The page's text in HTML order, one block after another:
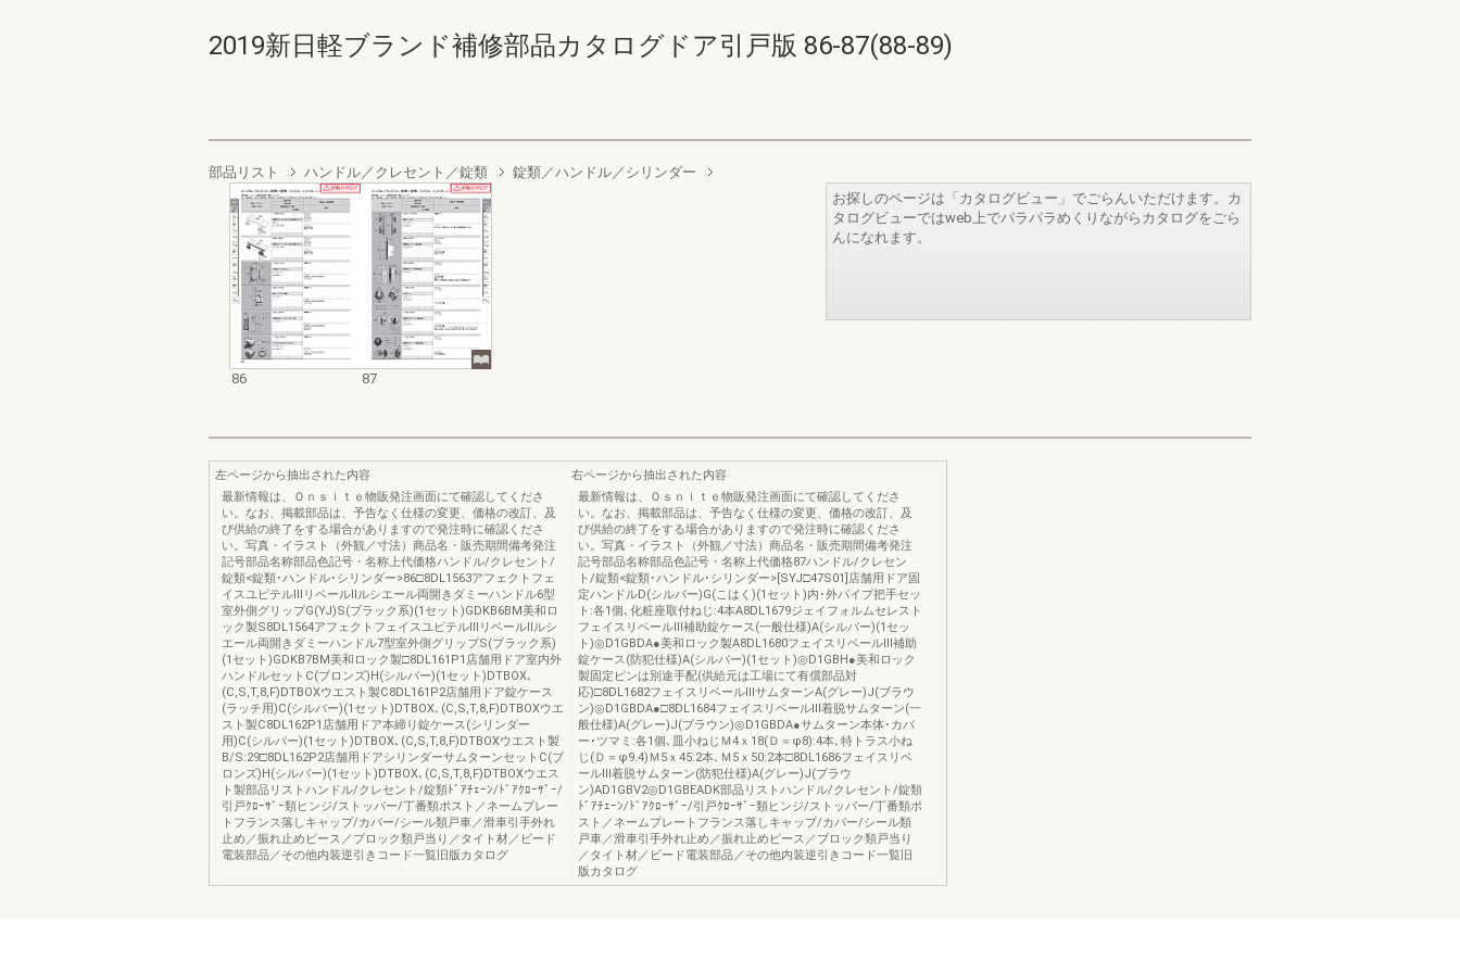
2019新日軽ブランド補修部品カタログドア引戸版 86-87(88-89)
部品リスト ハンドル／クレセント／錠類 錠類／ハンドル／シリンダー
86 87
お探しのページは「カタログビュー」でごらんいただけます。カ
タログビューではweb上でパラパラめくりながらカタログをごら
んになれます。
左ページから抽出された内容
最新情報は、Ｏｎｓｉｔｅ物販発注画面にて確認してくださ
い。なお、掲載部品は、予告なく仕様の変更、価格の改訂、及
び供給の終了をする場合がありますので発注時に確認くださ
い。写真・イラスト（外観／寸法）商品名・販売期間備考発注
記号部品名称部品色記号・名称上代価格ハンドル/クレセント/
錠類<錠類･ハンドル･シリンダー>86□8DL1563アフェクトフェ
イスユピテルⅢリベールⅡルシエール両開きダミーハンドル6型
室外側グリップG(YJ)S(ブラック系)(1セット)GDKB6BM美和ロ
ック製S8DL1564アフェクトフェイスユピテルⅢリベールⅡルシ
エール両開きダミーハンドル7型室外側グリップS(ブラック系)
(1セット)GDKB7BM美和ロック製□8DL161P1店舗用ドア室内外
ハンドルセットC(ブロンズ)H(シルバー)(1セット)DTBOX､
(C,S,T,8,F)DTBOXウエスト製C8DL161P2店舗用ドア錠ケース
(ラッチ用)C(シルバー)(1セット)DTBOX､(C,S,T,8,F)DTBOXウエ
スト製C8DL162P1店舗用ドア本締り錠ケース(シリンダー
用)C(シルバー)(1セット)DTBOX､(C,S,T,8,F)DTBOXウエスト製
B/S:29□8DL162P2店舗用ドアシリンダーサムターンセットC(ブ
ロンズ)H(シルバー)(1セット)DTBOX､(C,S,T,8,F)DTBOXウエス
ト製部品リストハンドル/クレセント/錠類ﾄﾞｱﾁｪｰﾝ/ﾄﾞｱｸﾛｰｻﾞｰ/
引戸ｸﾛｰｻﾞｰ類ヒンジ/ストッパー/丁番類ポスト／ネームプレー
トフランス落しキャップ/カバー/シール類戸車／滑車引手外れ
止め／振れ止めピース／ブロック類戸当り／タイト材／ビード
電装部品／その他内装逆引きコード一覧旧版カタログ
右ページから抽出された内容
最新情報は、Ｏｓｎｉｔｅ物販発注画面にて確認してくださ
い。なお、掲載部品は、予告なく仕様の変更、価格の改訂、及
び供給の終了をする場合がありますので発注時に確認くださ
い。写真・イラスト（外観／寸法）商品名・販売期間備考発注
記号部品名称部品色記号・名称上代価格87ハンドル/クレセン
ト/錠類<錠類･ハンドル･シリンダー>[SYJ□47S01]店舗用ドア固
定ハンドルD(シルバー)G(こはく)(1セット)内･外パイプ把手セッ
ト:各1個､化粧座取付ねじ:4本A8DL1679ジェイフォルムセレスト
フェイスリベールⅢ補助錠ケース(一般仕様)A(シルバー)(1セッ
ト)◎D1GBDA●美和ロック製A8DL1680フェイスリベールⅢ補助
錠ケース(防犯仕様)A(シルバー)(1セット)◎D1GBH●美和ロック
製固定ピンは別途手配(供給元は工場にて有償部品対
応)□8DL1682フェイスリベールⅢサムターンA(グレー)J(ブラウ
ン)◎D1GBDA●□8DL1684フェイスリベールⅢ着脱サムターン(一
般仕様)A(グレー)J(ブラウン)◎D1GBDA●サムターン本体･カバ
ー･ツマミ:各1個､皿小ねじＭ4ｘ18(Ｄ＝φ8):4本､特トラス小ね
じ(Ｄ＝φ9.4)Ｍ5ｘ45:2本､Ｍ5ｘ50:2本□8DL1686フェイスリベ
ールⅢ着脱サムターン(防犯仕様)A(グレー)J(ブラウ
ン)AD1GBV2◎D1GBEADK部品リストハンドル/クレセント/錠類
ﾄﾞｱﾁｪｰﾝ/ﾄﾞｱｸﾛｰｻﾞｰ/引戸ｸﾛｰｻﾞｰ類ヒンジ/ストッパー/丁番類ポ
スト／ネームプレートフランス落しキャップ/カバー/シール類
戸車／滑車引手外れ止め／振れ止めピース／ブロック類戸当り
／タイト材／ビード電装部品／その他内装逆引きコード一覧旧
版カタログ